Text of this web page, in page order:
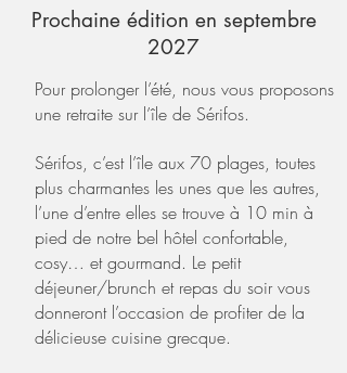
Prochaine édition en septembre
2027
Pour prolonger l’été, nous vous proposons
une retraite sur l’île de Sérifos.
Sérifos, c’est l’île aux 70 plages, toutes
plus charmantes les unes que les autres,
l’une d’entre elles se trouve à 10 min à
pied de notre bel hôtel confortable,
cosy… et gourmand. Le petit
déjeuner/brunch et repas du soir vous
donneront l’occasion de profiter de la
délicieuse cuisine grecque.